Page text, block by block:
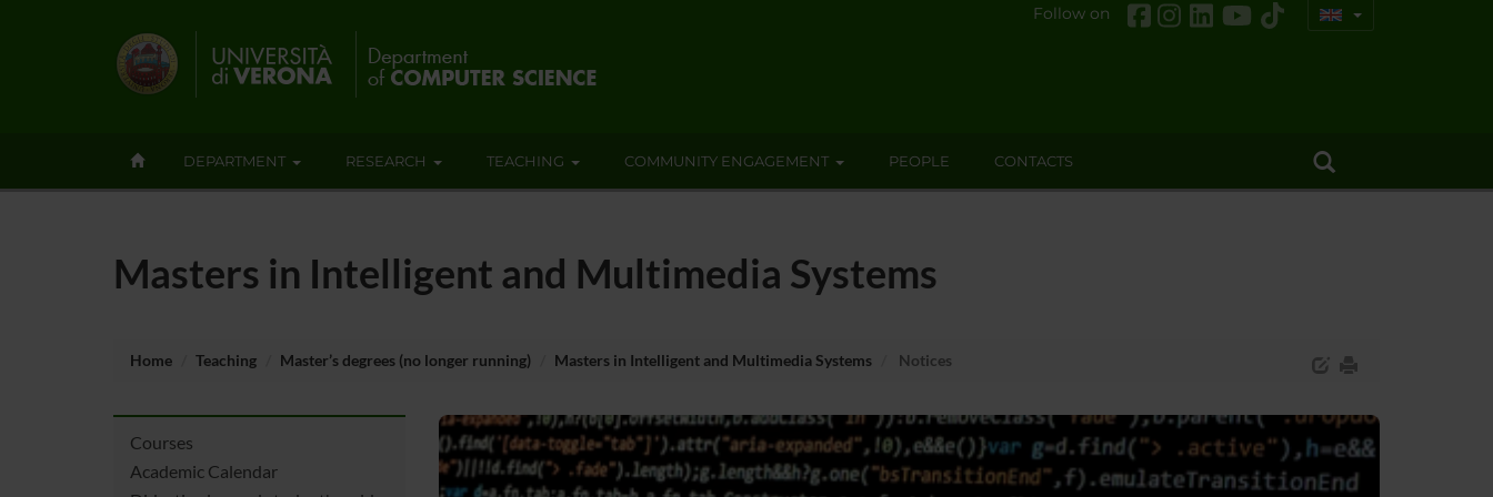
Follow on
DEPARTMENT RESEARCH TEACHING COMMUNITY ENGAGEMENT PEOPLE CONTACTS
Masters in Intelligent and Multimedia Systems
Home Teaching Master’s degrees (no longer running) Masters in Intelligent and Multimedia Systems Notices
Courses
Academic Calendar